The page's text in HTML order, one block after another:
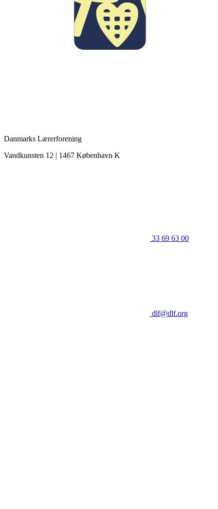
Danmarks Lærerforening
Vandkunsten 12 | 1467 København K
33 69 63 00
dlf@dlf.org